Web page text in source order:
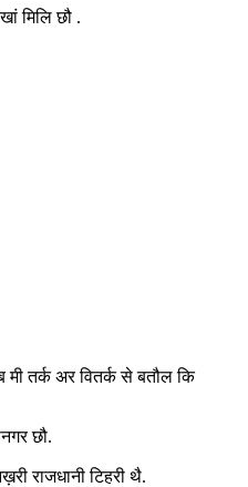
मिलि छौ .
तर्क अर वितर्क से बतौल कि
छौ.
राजधानी टिहरी थै.